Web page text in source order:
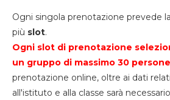
Ogni singola prenotazione prevede
più slot.
Ogni slot di prenotazione
un gruppo di massimo 30 persone
prenotazione online, oltre ai dati
all'istituto e alla classe sarà